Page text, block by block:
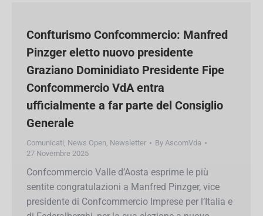
presidente Graziano Dominidiato
Presidente Fipe Confcommercio VdA
entra ufficialmente a far parte del
Consiglio Generale
Comunicati,News Open ,Newsletter ByAscomVda
sentite congratulazioni a Manfred Pinzger, vice
e di Federalberghi, per la sua elezione a nuovo
presidente di Confturismo-Confcommercio.
L’Assemblea di Confturismo ha rinnovato anche